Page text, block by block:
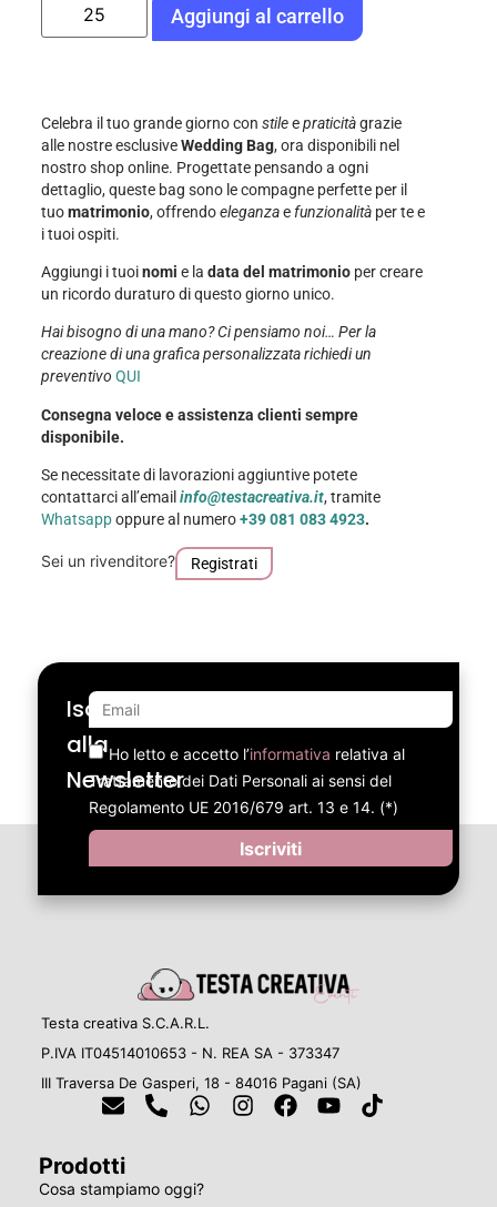
Celebra il tuo grande giorno con stileepraticitàgrazie
alle nostre esclusiveWedding Bag, ora disponibili nel
nostro shop online. Progettate pensando a ogni
dettaglio, queste bag sono le compagne perfette per il
tuomatrimonio, offrendoeleganzae funzionalitàper te e
i tuoi ospiti.
Aggiungi i tuoinomi e la data del matrimonioper creare
un ricordo duraturo di questo giorno unico.
Hai bisogno di una mano? Ci pensiamo noi… Per la
creazione di una grafica personalizzata richiedi un
preventivo QUI
Consegna veloce e assistenza clienti sempre
disponibile.
Se necessitate di lavorazioni aggiuntive potete
contattarci all’email info@testacreativa.it, tramite
Whatsappoppure al numero+39 081 083 4923.
Sei un rivenditore? Registrati
Aggiungi al carrello
Iscriviti
alla
Newsletter
Ho letto e accetto l’informativa relativa al
Trattamento dei Dati Personali ai sensi del
Regolamento UE 2016/679 art. 13 e 14. (*)
Iscriviti
Testa creativa S.C.A.R.L.
P.IVA IT04514010653 - N. REA SA - 373347
III Traversa De Gasperi, 18 - 84016 Pagani (SA)
Prodotti
Cosa stampiamo oggi?